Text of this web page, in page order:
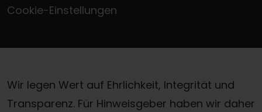
Cookie-Einstellungen
Wir legen Wert auf Ehrlichkeit, Integrität und
Transparenz. Für Hinweisgeber haben wir daher